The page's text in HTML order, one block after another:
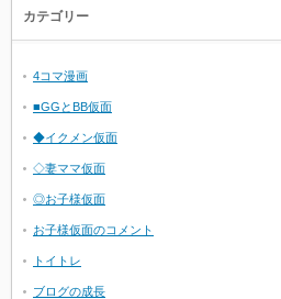
カテゴリー
4コマ漫画
■GGとBB仮面
◆イクメン仮面
◇妻ママ仮面
◎お子様仮面
お子様仮面のコメント
トイトレ
ブログの成長